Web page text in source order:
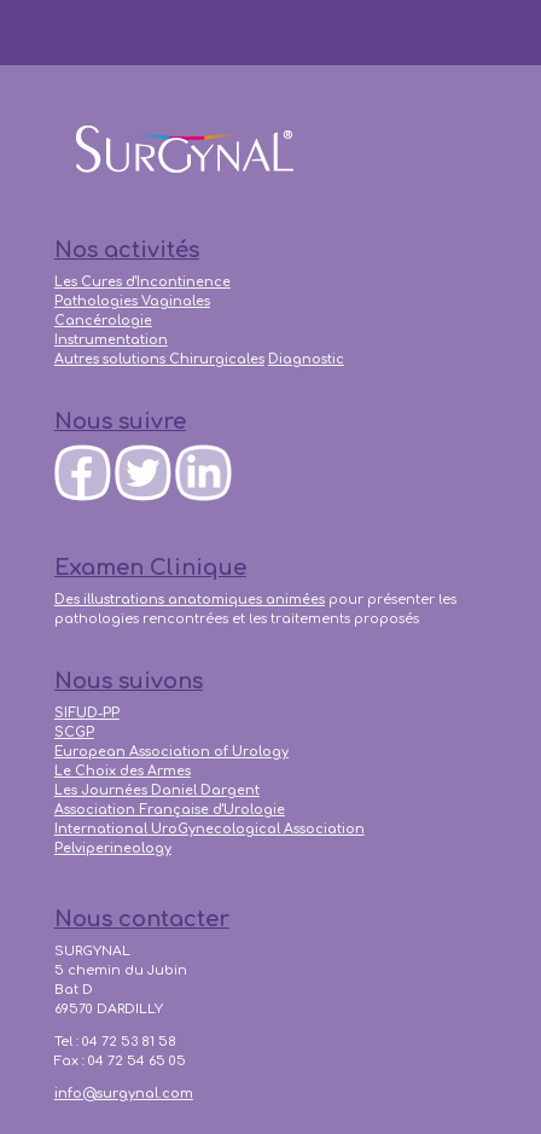
Nos activités
Les Cures d'Incontinence
Pathologies Vaginales
Cancérologie
Instrumentation
Autres solutions Chirurgicales Diagnostic
Nous suivre
Examen Clinique
Des illustrations anatomiques animéespour présenter les
pathologies rencontrées et les traitements proposés
Nous suivons
SIFUD-PP
SCGP
European Association of Urology
Le Choix des Armes
Les Journées Daniel Dargent
Association Française d'Urologie
International UroGynecological Association
Pelviperineology
Nous contacter
SURGYNAL
5 chemin du Jubin
Bat D
69570 DARDILLY
Tel : 04 72 53 81 58
Fax : 04 72 54 65 05
info@surgynal.com